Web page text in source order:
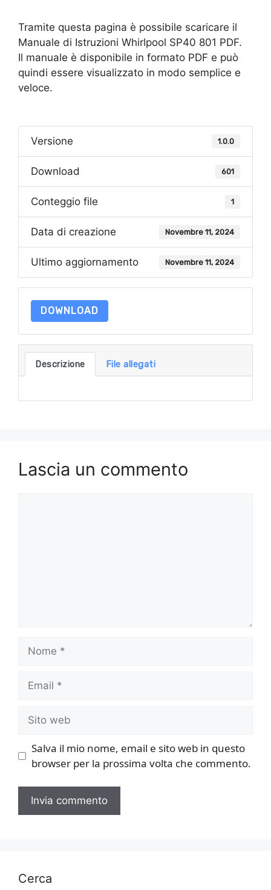
Tramite questa pagina è possibile scaricare il
Manuale di Istruzioni Whirlpool SP40 801 PDF.
Il manuale è disponibile in formato PDF e può
quindi essere visualizzato in modo semplice e
veloce.
Versione 1.0.0
Download 601
Conteggio file 1
Data di creazione Novembre 11, 2024
Ultimo aggiornamento Novembre 11, 2024
DOWNLOAD
Descrizione File allegati
Lascia un commento
Nome
Email
Sito
web
Salva il mio nome, email e sito web in questo
browser per la prossima volta che commento.
Cerca